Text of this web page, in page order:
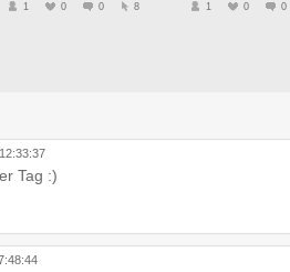
1 0 0 8 1 0 0
Tag :)